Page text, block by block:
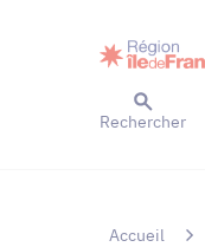
Rechercher
Accueil